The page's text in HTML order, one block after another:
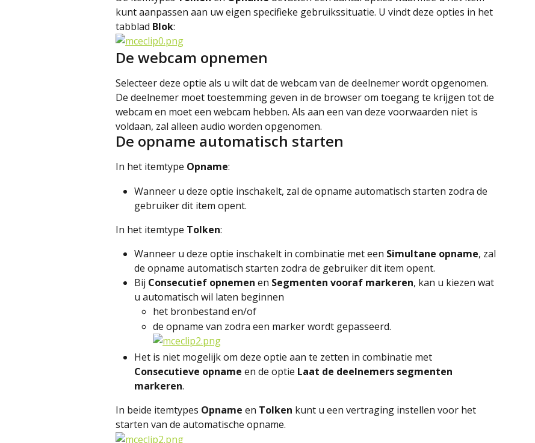
kunt aanpassen aan uw eigen specifieke gebruikssituatie. U vindt deze opties in het
tabblad Blok:
De webcam opnemen
Selecteer deze optie als u wilt dat de webcam van de deelnemer wordt opgenomen.
De deelnemer moet toestemming geven in de browser om toegang te krijgen tot de
webcam en moet een webcam hebben. Als aan een van deze voorwaarden niet is
voldaan, zal alleen audio worden opgenomen.
De opname automatisch starten
In het itemtype Opname:
Wanneer u deze optie inschakelt, zal de opname automatisch starten zodra de
gebruiker dit item opent.
In het itemtype Tolken:
Wanneer u deze optie inschakelt in combinatie met een Simultane opname, zal
de opname automatisch starten zodra de gebruiker dit item opent.
Bij Consecutief opnemen en Segmenten vooraf markeren, kan u kiezen wat
u automatisch wil laten beginnen
het bronbestand en/of
de opname van zodra een marker wordt gepasseerd.
Het is niet mogelijk om deze optie aan te zetten in combinatie met
Consecutieve opname en de optie Laat de deelnemers segmenten
markeren.
In beide itemtypes Opname en Tolken kunt u een vertraging instellen voor het
starten van de automatische opname.